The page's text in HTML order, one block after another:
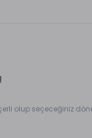
olup seçeceğiniz